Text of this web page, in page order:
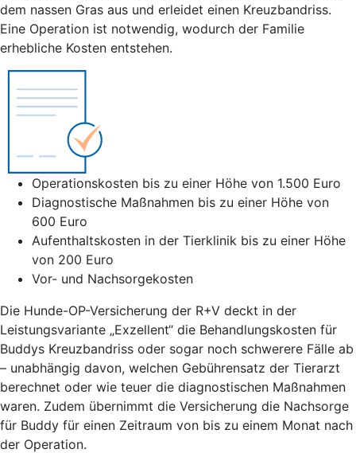
dem nassen Gras aus und erleidet einen Kreuzbandriss.
Eine Operation ist notwendig, wodurch der Familie
erhebliche Kosten entstehen.
Operationskosten bis zu einer Höhe von 1.500 Euro
Diagnostische Maßnahmen bis zu einer Höhe von
600 Euro
Aufenthaltskosten in der Tierklinik bis zu einer Höhe
von 200 Euro
Vor- und Nachsorgekosten
Die Hunde-OP-Versicherung der R+V deckt in der
Leistungsvariante „Exzellent“ die Behandlungskosten für
Buddys Kreuzbandriss oder sogar noch schwerere Fälle ab
– unabhängig davon, welchen Gebührensatz der Tierarzt
berechnet oder wie teuer die diagnostischen Maßnahmen
waren. Zudem übernimmt die Versicherung die Nachsorge
für Buddy für einen Zeitraum von bis zu einem Monat nach
der Operation.